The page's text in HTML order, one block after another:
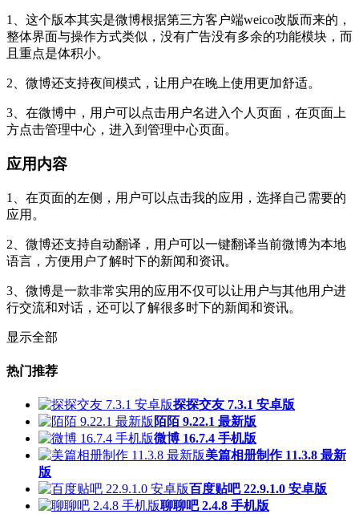
1、这个版本其实是微博根据第三方客户端weico改版而来的，
整体界面与操作方式类似，没有广告没有多余的功能模块，而
且重点是体积小。
2、微博还支持夜间模式，让用户在晚上使用更加舒适。
3、在微博中，用户可以点击用户名进入个人页面，在页面上
方点击管理中心，进入到管理中心页面。
应用内容
1、在页面的左侧，用户可以点击我的应用，选择自己需要的
应用。
2、微博还支持自动翻译，用户可以一键翻译当前微博为本地
语言，方便用户了解时下的新闻和资讯。
3、微博是一款非常实用的应用不仅可以让用户与其他用户进
行交流和对话，还可以了解很多时下的新闻和资讯。
显示全部
热门推荐
探探交友 7.3.1 安卓版
陌陌 9.22.1 最新版
微博 16.7.4 手机版
美篇相册制作 11.3.8 最新
版
百度贴吧 22.9.1.0 安卓版
聊聊吧 2.4.8 手机版